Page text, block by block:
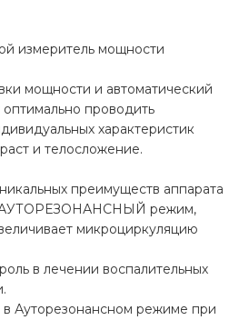
измеритель мощности
мощности и автоматический
проводить
характеристик
и телосложение.
преимуществ аппарата
АУТОРЕЗОНАНСНЫЙ режим,
микроциркуляцию
в лечении воспалительных
Ауторезонансном режиме при